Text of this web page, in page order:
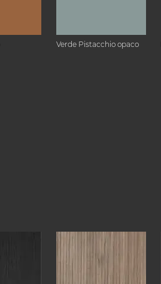
Verde Pistacchio opaco